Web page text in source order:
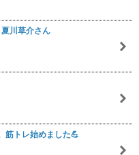
川草介さん
筋トレ始めました💪